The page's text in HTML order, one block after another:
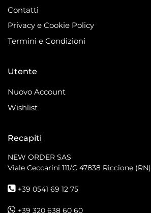
Contatti
Privacy e Cookie Policy
Termini e Condizioni
Utente
Nuovo Account
Wishlist
Recapiti
NEW ORDER SAS
Viale Ceccarini 111/C 47838 Riccione (RN)
+39 0541 69 12 75
+39 320 638 60 60